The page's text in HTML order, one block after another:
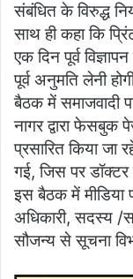
संबंधित के विरुद्ध
साथ ही कहा कि
एक दिन पूर्व
पूर्व अनुमति लेनी
बैठक में समाजवादी
नागर द्वारा फेसबुक
प्रसारित किया जा
गई, जिस पर डॉक्टर
इस बैठक में मीडिया
अधिकारी, सदस्य /
सौजन्य से सूचना